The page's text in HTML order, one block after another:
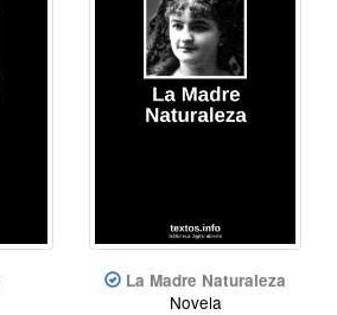
La Madre Naturaleza
Novela